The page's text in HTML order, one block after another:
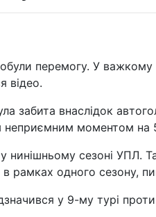
перемогу. У
відео.
забита внаслідок
неприємним моментом на
нинішньому сезоні УПЛ.
в рамках одного сезону,
у 9-му турі